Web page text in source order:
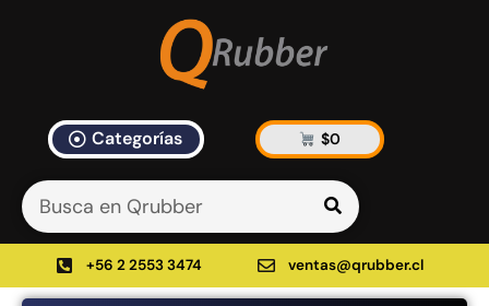
Categorías $0
+56 2 2553 3474 ventas@qrubber.cl
Artículos Blog
535 results found in 10ms
Filtrar